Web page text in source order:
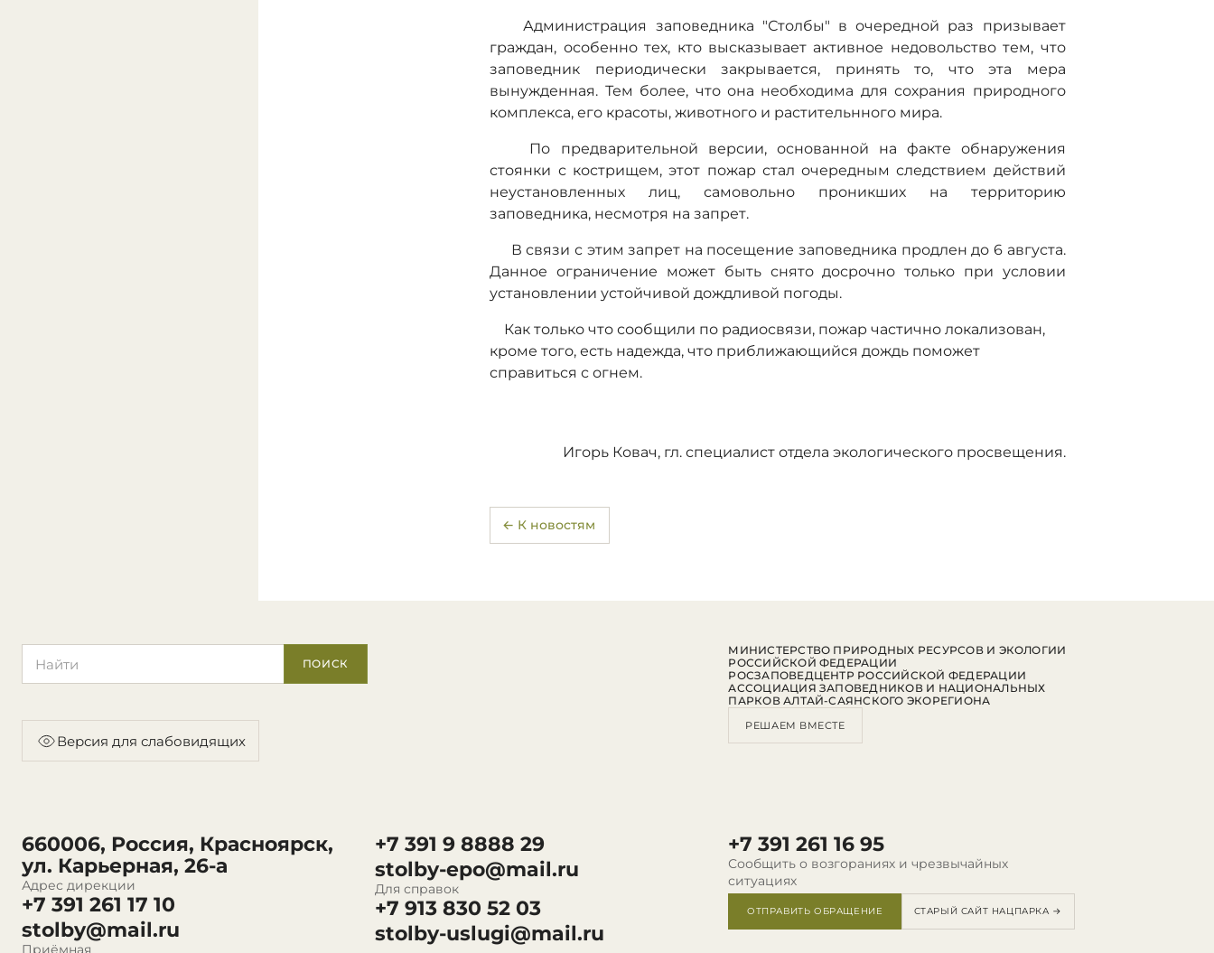
Администрация заповедника "Столбы" в очередной раз призывает
граждан, особенно тех, кто высказывает активное недовольство тем, что
заповедник периодически закрывается, принять то, что эта мера
вынужденная. Тем более, что она необходима для сохрания природного
комплекса, его красоты, животного и растительнного мира.
По предварительной версии, основанной на факте обнаружения
стоянки с кострищем, этот пожар стал очередным следствием действий
неустановленных лиц, самовольно проникших на территорию
заповедника, несмотря на запрет.
В связи с этим запрет на посещение заповедника продлен до 6 августа.
Данное ограничение может быть снято досрочно только при условии
установлении устойчивой дождливой погоды.
Как только что сообщили по радиосвязи, пожар частично локализован,
кроме того, есть надежда, что приближающийся дождь поможет
справиться с огнем.
Игорь Ковач, гл. специалист отдела экологического просвещения.
← К новостям
ПОИСК
Версия для слабовидящих
660006, Россия, Красноярск,
ул. Карьерная, 26-а
Адрес дирекции
+7 391 261 17 10
stolby@mail.ru
Приёмная
+7 391 9 8888 29
stolby-epo@mail.ru
Для справок
+7 913 830 52 03
stolby-uslugi@mail.ru
+7 391 261 16 95
Сообщить о возгораниях и чрезвычайных
ситуациях
ОТПРАВИТЬ ОБРАЩЕНИЕ СТАРЫЙ САЙТ НАЦПАРКА →
МИНИСТЕРСТВО ПРИРОДНЫХ РЕСУРСОВ И ЭКОЛОГИИ
РОССИЙСКОЙ ФЕДЕРАЦИИ
РОСЗАПОВЕДЦЕНТР РОССИЙСКОЙ ФЕДЕРАЦИИ
АССОЦИАЦИЯ ЗАПОВЕДНИКОВ И НАЦИОНАЛЬНЫХ
ПАРКОВ АЛТАЙ-САЯНСКОГО ЭКОРЕГИОНА
РЕШАЕМ ВМЕСТЕ